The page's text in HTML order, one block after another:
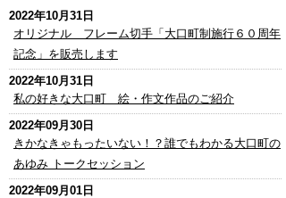
2022年10月31日
オリジナル フレーム切手「大口町制施行６０周年
記念」を販売します
2022年10月31日
私の好きな大口町 絵・作文作品のご紹介
2022年09月30日
きかなきゃもったいない！？誰でもわかる大口町の
あゆみ トークセッション
2022年09月01日